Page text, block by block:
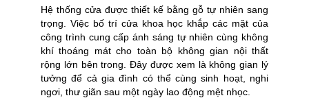
Hệ thống cửa được thiết kế bằng gỗ tự nhiên sang
trọng. Việc bố trí cửa khoa học khắp các mặt của
công trình cung cấp ánh sáng tự nhiên cùng không
khí thoáng mát cho toàn bộ không gian nội thất
rộng lớn bên trong. Đây được xem là không gian lý
tưởng để cả gia đình có thể cùng sinh hoạt, nghi
ngơi, thư giãn sau một ngày lao động mệt nhọc.